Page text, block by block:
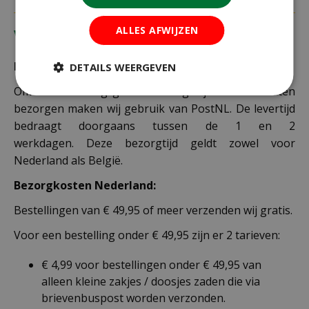
Verzending
Bezorging:
Om uw bestelling goed en veilig bij u thuis te laten
bezorgen maken wij gebruik van PostNL. De levertijd
bedraagt doorgaans tussen de 1 en 2
werkdagen. Deze bezorgtijd geldt zowel voor
Nederland als België.
Bezorgkosten Nederland:
Bestellingen van € 49,95 of meer verzenden wij gratis.
Voor een bestelling onder € 49,95 zijn er 2 tarieven:
€ 4,99 voor bestellingen onder € 49,95 van
alleen kleine zakjes / doosjes zaden die via
brievenbuspost worden verzonden.
ALLES AFWIJZEN
DETAILS WEERGEVEN